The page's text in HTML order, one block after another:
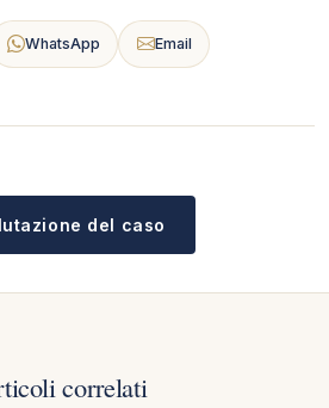
WhatsApp Email
del caso
correlati